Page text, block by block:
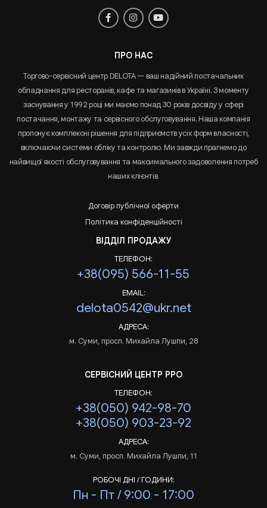
ПРО НАС
Торгово-сервісний центр DELOTA — ваш надійний постачальник
обладнання для ресторанів, кафе та магазинів в Україні. З моменту
заснування у 1992 році ми маємо понад 30 років досвіду у сфері
постачання, монтажу та сервісного обслуговування. Наша компанія
пропонує комплексні рішення для підприємств усіх форм власності,
включаючи системи обліку та контролю. Ми завжди прагнемо до
найвищої якості обслуговування та максимального задоволення потреб
наших клієнтів.
Договір публічної оферти
Політика конфіденційності
ВІДДІЛ ПРОДАЖУ
ТЕЛЕФОН:
+38(095) 566-11-55
EMAIL:
delota0542@ukr.net
АДРЕСА:
м. Суми, просп. Михайла Лушпи, 28
СЕРВІСНИЙ ЦЕНТР РРО
ТЕЛЕФОН:
+38(050) 942-98-70
+38(050) 903-23-92
АДРЕСА:
м. Суми, просп. Михайла Лушпи, 11
РОБОЧІ ДНІ / ГОДИНИ:
Пн - Пт / 9:00 - 17:00